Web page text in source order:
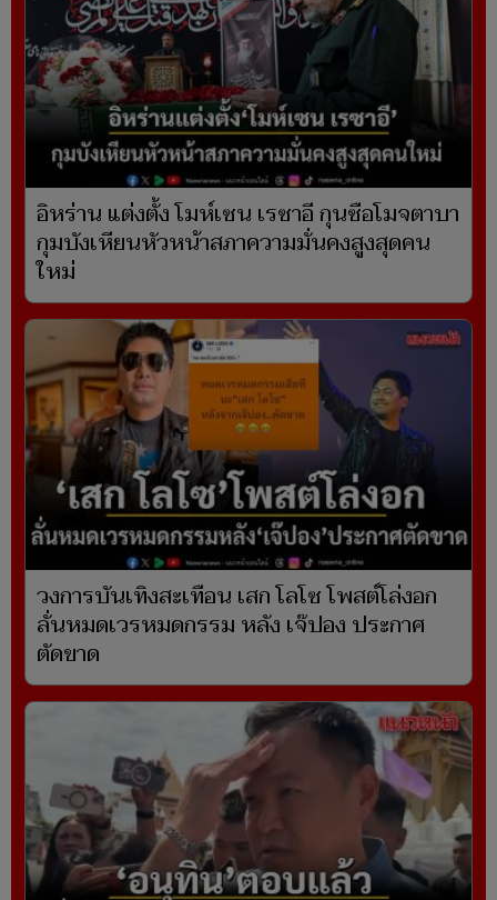
อิหร่าน แต่งตั้ง โมห์เซน เรซาอี กุนซือโมจตาบา
กุมบังเหียนหัวหน้าสภาความมั่นคงสูงสุดคน
ใหม่
วงการบันเทิงสะเทือน เสก โลโซ โพสต์โล่งอก
ลั่นหมดเวรหมดกรรม หลัง เจ๊ปอง ประกาศ
ตัดขาด